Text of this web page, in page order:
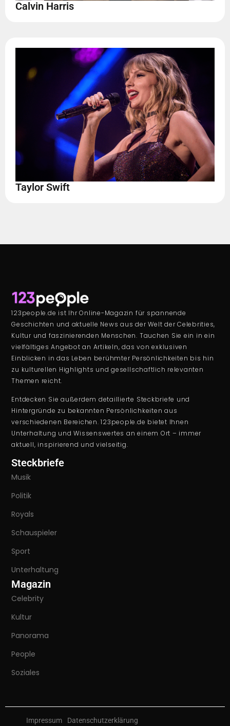
Calvin Harris
Taylor Swift
123people.de ist Ihr Online-Magazin für spannende
Geschichten und aktuelle News aus der Welt der Celebrities,
Kultur und faszinierenden Menschen. Tauchen Sie ein in ein
vielfältiges Angebot an Artikeln, das von exklusiven
Einblicken in das Leben berühmter Persönlichkeiten bis hin
zu kulturellen Highlights und gesellschaftlich relevanten
Themen reicht.
Entdecken Sie außerdem detaillierte Steckbriefe und
Hintergründe zu bekannten Persönlichkeiten aus
verschiedenen Bereichen. 123people.de bietet Ihnen
Unterhaltung und Wissenswertes an einem Ort – immer
aktuell, inspirierend und vielseitig.
Steckbriefe
Musik
Politik
Royals
Schauspieler
Sport
Unterhaltung
Magazin
Celebrity
Kultur
Panorama
People
Soziales
Impressum Datenschutzerklärung